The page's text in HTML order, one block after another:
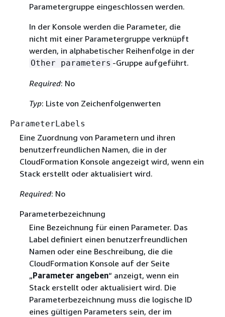
Parametergruppe eingeschlossen werden.
In der Konsole werden die Parameter, die
nicht mit einer Parametergruppe verknüpft
werden, in alphabetischer Reihenfolge in der
Other parameters -Gruppe aufgeführt.
Required: No
Typ: Liste von Zeichenfolgenwerten
ParameterLabels
Eine Zuordnung von Parametern und ihren
benutzerfreundlichen Namen, die in der
CloudFormation Konsole angezeigt wird, wenn ein
Stack erstellt oder aktualisiert wird.
Required: No
Parameterbezeichnung
Eine Bezeichnung für einen Parameter. Das
Label definiert einen benutzerfreundlichen
Namen oder eine Beschreibung, die die
CloudFormation Konsole auf der Seite
„Parameter angeben“ anzeigt, wenn ein
Stack erstellt oder aktualisiert wird. Die
Parameterbezeichnung muss die logische ID
eines gültigen Parameters sein, der im